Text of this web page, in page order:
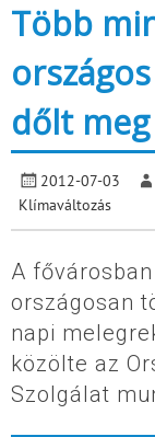
Több
dőlt meg
2012-07-03
Klímaváltozás
A
országosan
napi
közölte az
Szolgálat